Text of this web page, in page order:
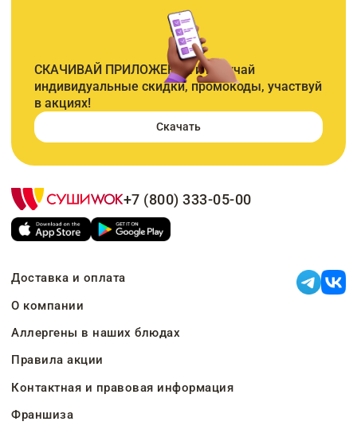
СКАЧИВАЙ ПРИЛОЖЕНИЕ и получай
индивидуальные скидки, промокоды, участвуй
в акциях!
Скачать
+7 (800) 333-05-00
Доставка и оплата
О компании
Аллергены в наших блюдах
Правила акции
Контактная и правовая информация
Франшиза